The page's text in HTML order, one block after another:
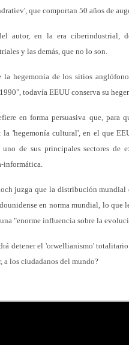
que comportan 50 años de
autor, en la era ciberindustrial,
y las demás, que no lo son.
la hegemonía de los sitios
todavía EEUU conserva su
en forma persuasiva que, para
'hegemonía cultural', en el que
uno de sus principales sectores de
informática.
juzga que la distribución
en norma mundial, lo que
"enorme influencia sobre la
detener el 'orwellianismo'
a los ciudadanos del mundo?